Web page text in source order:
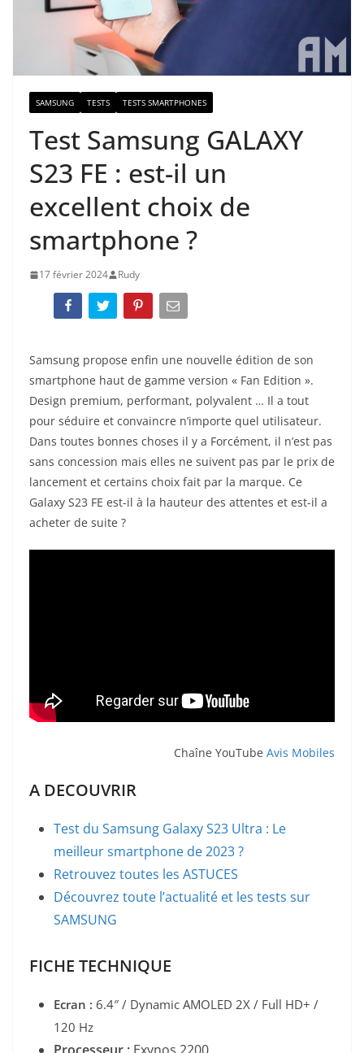
SAMSUNG TESTS TESTS SMARTPHONES
Test Samsung GALAXY
S23 FE : est-il un
excellent choix de
smartphone ?
17 février 2024 Rudy
Samsung propose enfin une nouvelle édition de son
smartphone haut de gamme version « Fan Edition ».
Design premium, performant, polyvalent … Il a tout
pour séduire et convaincre n’importe quel utilisateur.
Dans toutes bonnes choses il y a Forcément, il n’est pas
sans concession mais elles ne suivent pas par le prix de
lancement et certains choix fait par la marque. Ce
Galaxy S23 FE est-il à la hauteur des attentes et est-il a
acheter de suite ?
Chaîne YouTube Avis Mobiles
A DECOUVRIR
Test du Samsung Galaxy S23 Ultra : Le
meilleur smartphone de 2023 ?
Retrouvez toutes les ASTUCES
Découvrez toute l’actualité et les tests sur
SAMSUNG
FICHE TECHNIQUE
Ecran : 6.4″ / Dynamic AMOLED 2X / Full HD+ /
120 Hz